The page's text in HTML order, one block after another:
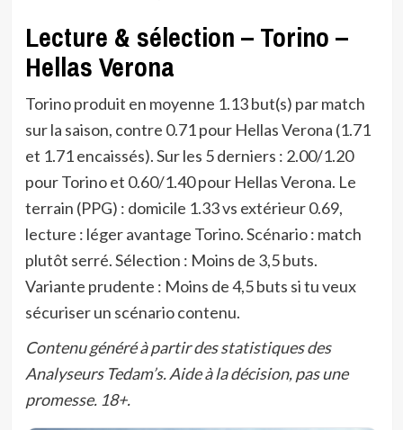
Lecture & sélection – Torino –
Hellas Verona
Torino produit en moyenne 1.13 but(s) par match
sur la saison, contre 0.71 pour Hellas Verona (1.71
et 1.71 encaissés). Sur les 5 derniers : 2.00/1.20
pour Torino et 0.60/1.40 pour Hellas Verona. Le
terrain (PPG) : domicile 1.33 vs extérieur 0.69,
lecture : léger avantage Torino. Scénario : match
plutôt serré. Sélection : Moins de 3,5 buts.
Variante prudente : Moins de 4,5 buts si tu veux
sécuriser un scénario contenu.
Contenu généré à partir des statistiques des
Analyseurs Tedam’s. Aide à la décision, pas une
promesse. 18+.